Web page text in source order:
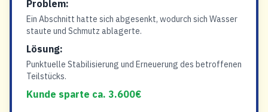
Problem:
Ein Abschnitt hatte sich abgesenkt, wodurch sich Wasser
staute und Schmutz ablagerte.
Lösung:
Punktuelle Stabilisierung und Erneuerung des betroffenen
Teilstücks.
Kunde sparte ca. 3.600€